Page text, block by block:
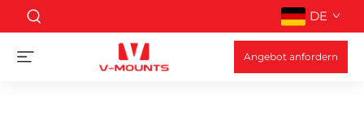
DE
Angebot anfordern